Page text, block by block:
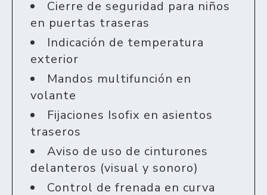
Cierre de seguridad para niños
en puertas traseras
Indicación de temperatura
exterior
Mandos multifunción en
volante
Fijaciones Isofix en asientos
traseros
Aviso de uso de cinturones
delanteros (visual y sonoro)
Control de frenada en curva